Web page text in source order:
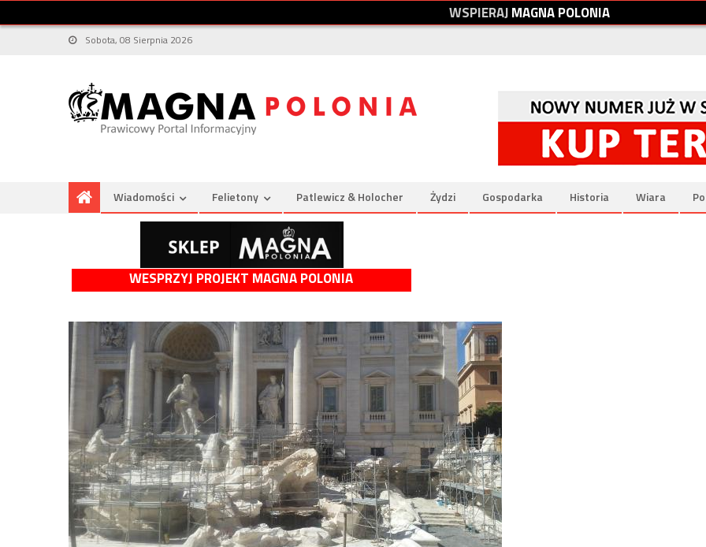
WSPIERAJMAGNAPOLONIA
Sobota, 08 Sierpnia 2026
Wiadomości Felietony Patlewicz & Holocher Żydzi Gospodarka Historia Wiara
WESPRZYJ PROJEKT MAGNA POLONIA